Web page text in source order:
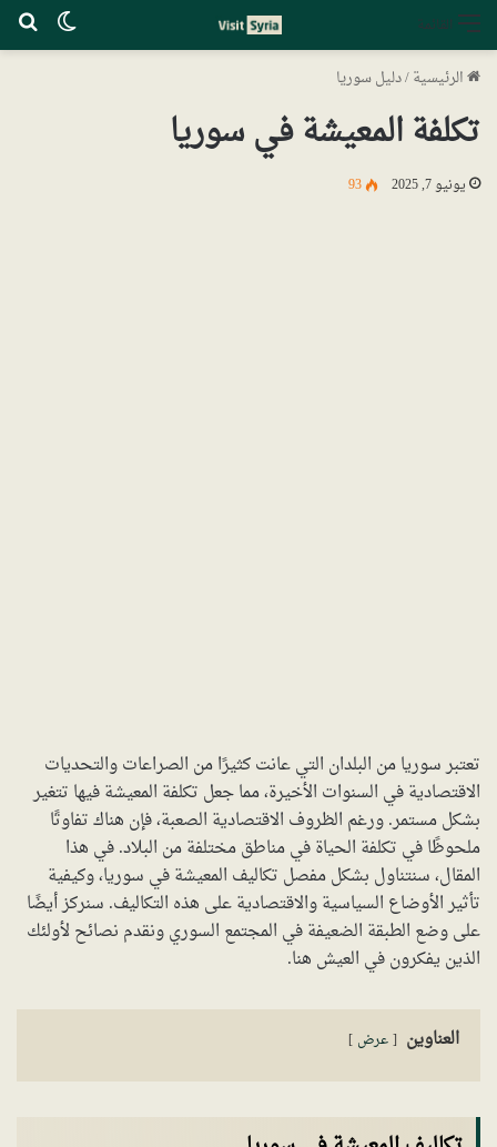
القائمة
الرئيسية/دليل سوريا
تكلفة المعيشة في سوريا
يونيو 7, 2025 93
تعتبر سوريا من البلدان التي عانت كثيرًا من الصراعات والتحديات
الاقتصادية في السنوات الأخيرة، مما جعل تكلفة المعيشة فيها تتغير
بشكل مستمر. ورغم الظروف الاقتصادية الصعبة، فإن هناك تفاوتًا
ملحوظًا في تكلفة الحياة في مناطق مختلفة من البلاد. في هذا
المقال، سنتناول بشكل مفصل تكاليف المعيشة في سوريا، وكيفية
تأثير الأوضاع السياسية والاقتصادية على هذه التكاليف. سنركز أيضًا
على وضع الطبقة الضعيفة في المجتمع السوري ونقدم نصائح لأولئك
الذين يفكرون في العيش هنا.
العناوين عرض